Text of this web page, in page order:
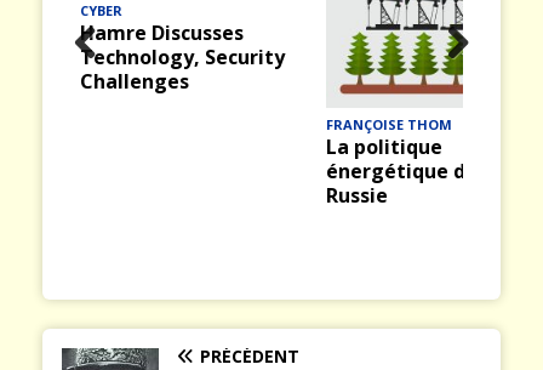
CYBER
Hamre Discusses
Technology, Security
Challenges
FRANÇOISE THOM
La politique
énergétique de la
Russie
Prev
Nex
PRÉCÉDENT